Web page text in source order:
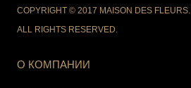
COPYRIGHT © 2017 MAISON DES FLEURS.
ALL RIGHTS RESERVED.
О КОМПАНИИ